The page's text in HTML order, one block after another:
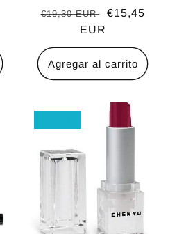
Precio
habitual
€19,30 EUR
Precio
oferta
€15,45
EUR
Agregar al carrito